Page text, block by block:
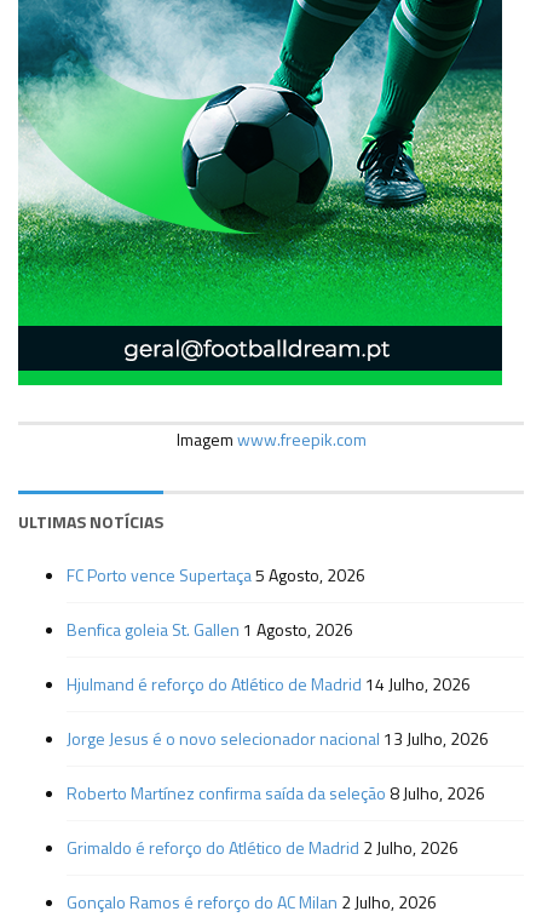
Imagemwww.freepik.com
ULTIMAS NOTÍCIAS
FC Porto vence Supertaça5 Agosto, 2026
Benfica goleia St. Gallen 1 Agosto, 2026
Hjulmand é reforço do Atlético de Madrid 14 Julho, 2026
Jorge Jesus é o novo selecionador nacional 13 Julho, 2026
Roberto Martínez confirma saída da seleção 8 Julho, 2026
Grimaldo é reforço do Atlético de Madrid 2 Julho, 2026
Gonçalo Ramos é reforço do AC Milan 2 Julho, 2026